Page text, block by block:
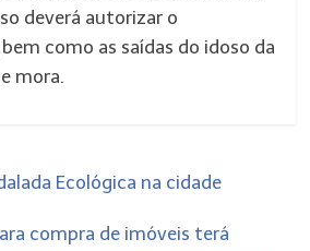
deverá autorizar o
como as saídas do idoso da
mora.
Ecológica na cidade
compra de imóveis terá